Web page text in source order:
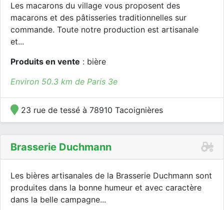
Les macarons du village vous proposent des
macarons et des pâtisseries traditionnelles sur
commande. Toute notre production est artisanale
et...
Produits en vente : bière
Environ 50.3 km de Paris 3e
23 rue de tessé à 78910 Tacoignières
Brasserie Duchmann
Les bières artisanales de la Brasserie Duchmann sont
produites dans la bonne humeur et avec caractère
dans la belle campagne...